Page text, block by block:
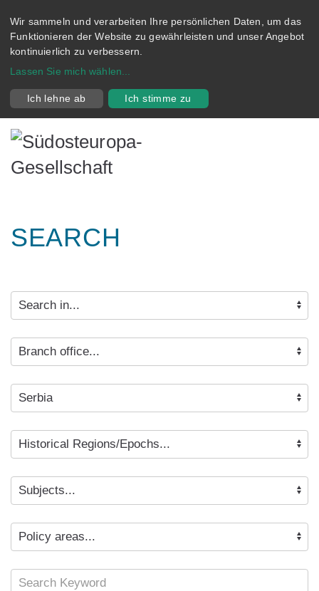
Wir sammeln und verarbeiten Ihre persönlichen Daten, um das
Funktionieren der Website zu gewährleisten und unser Angebot
kontinuierlich zu verbessern.
Lassen Sie mich wählen
Ich lehne ab Ich stimme zu
SEARCH